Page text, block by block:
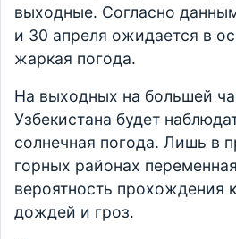
выходные. Согласно
и 30 апреля ожидается в
жаркая погода.
На выходных на большей
Узбекистана будет
солнечная погода. Лишь в
горных районах
вероятность прохождения
дождей и гроз.